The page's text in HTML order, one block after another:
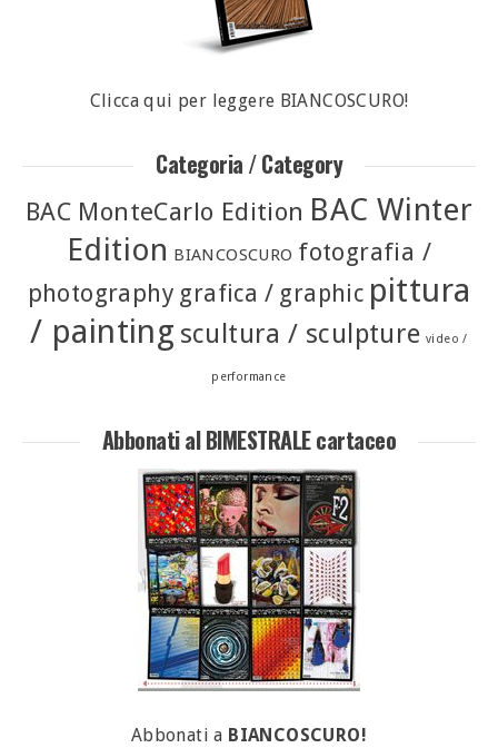
Clicca qui per leggere BIANCOSCURO!
Categoria / Category
BAC MonteCarlo Edition BAC Winter
Edition BIANCOSCURO fotografia /
photography grafica / graphic pittura
/ painting scultura / sculpture video /
performance
Abbonati al BIMESTRALE cartaceo
Abbonati a BIANCOSCURO!